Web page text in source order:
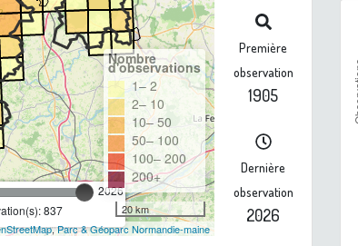
2026
837
Nombre
d'observations
1– 2
2– 10
10– 50
50– 100
100– 200
200+
20 km
,Parc & Géoparc Normandie-maine
Première
observation
1905
Dernière
observation
2026